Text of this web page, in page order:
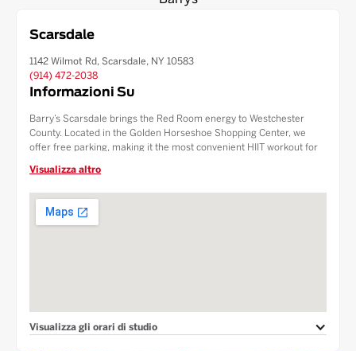
Scarsdale
1142 Wilmot Rd, Scarsdale, NY 10583
(914) 472-2038
Informazioni Su
Barry’s Scarsdale brings the Red Room energy to Westchester
County. Located in the Golden Horseshoe Shopping Center, we
offer free parking, making it the most convenient HIIT workout for
features signature treadmill and strength intervals, luxury private
showers, and a protein-packed Fuel Bar. Experience the high-
octane intensity of an NYC workout right here in the suburbs of
Scarsdale.
Visualizza altro
Visualizza gli orari di studio